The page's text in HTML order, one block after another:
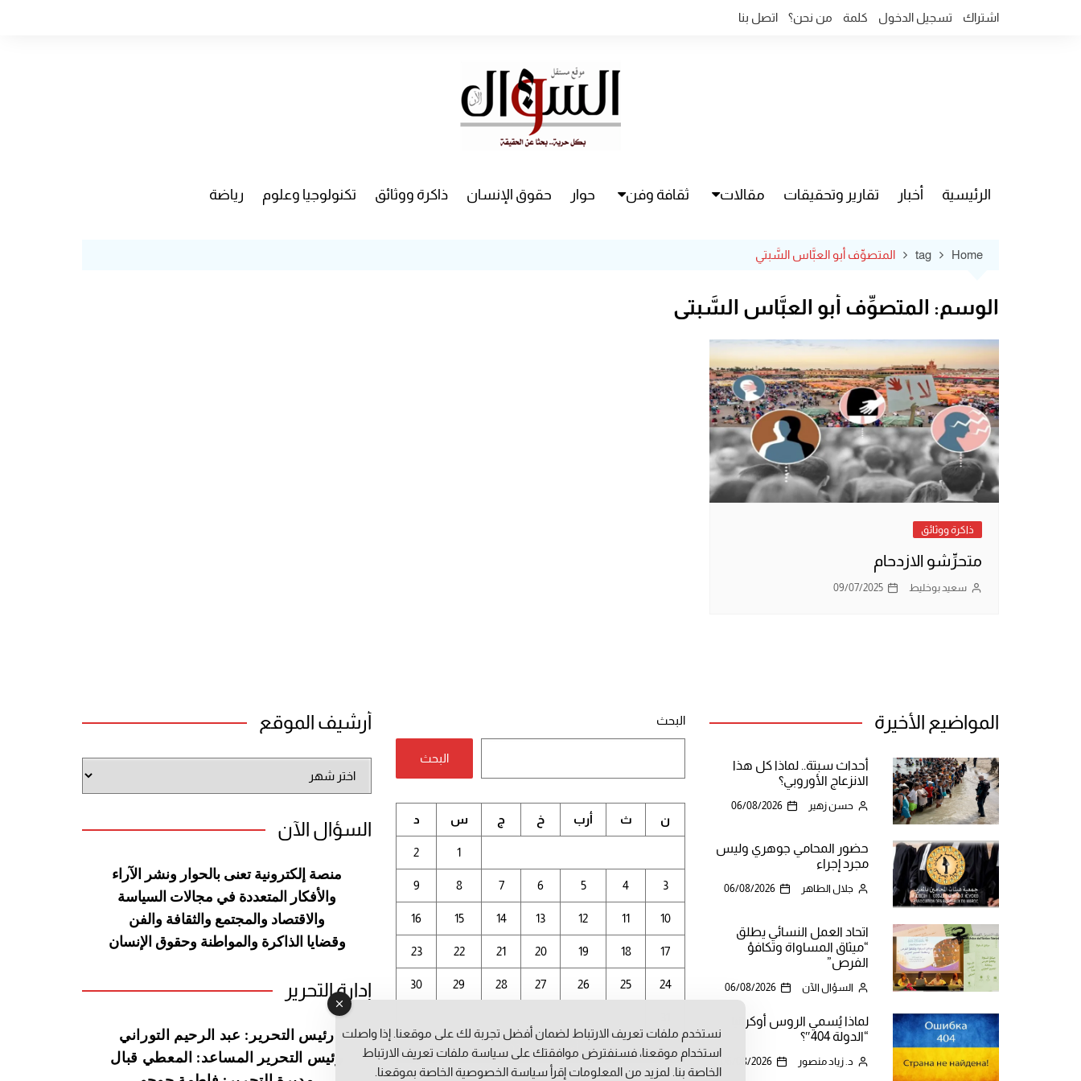
اشتراك تسجيل الدخول كلمة من نحن؟ اتصل بنا
الرئيسية أخبار تقارير وتحقيقات مقالات ثقافة وفن حوار حقوق الإنسان ذاكرة ووثائق تكنولوجيا وعلوم رياضة
Home
tag المتصوِّف أبو العبَّاس السَّبتي
الوسم: المتصوِّف أبو العبَّاس السَّبتي
ذاكرة ووثائق
متحرِّشو الازدحام
سعيد بوخليط 09/07/2025
المواضيع الأخيرة
أحداث سبتة.. لماذا كل هذا
الانزعاج الأوروبي؟
حسن زهير 06/08/2026
حضور المحامي جوهري وليس
مجرد إجراء
جلال الطاهر 06/08/2026
اتحاد العمل النسائي يطلق
“ميثاق المساواة وتكافؤ
الفرص”
السؤال الآن 06/08/2026
لماذا يُسمي الروس أوكرانيا
“الدولة 404″؟
د. زياد منصور 06/08/2026
البحث
البحث
أغسطس 2026
ن ث أرب خ ج س د
1
2
3
4
5
6
7
8
9
10
11
12
13
14
15
16
17
18
19
20
21
22
23
24
25
26
27
28
29
30
أرشيف الموقع
الموقع
السؤال الآن
منصة إلكترونية تعنى بالحوار ونشر
الآراء
والأفكار المتعددة في مجالات السياسة
والاقتصاد والمجتمع والثقافة والفن
وقضايا الذاكرة والمواطنة وحقوق الإنسان
إدارة التحرير
رئيس التحرير: عبد الرحيم التوراني
رئيس التحرير المساعد: المعطي قبال
نستخدم ملفات تعريف الارتباط لضمان أفضل تجربة لك على موقعنا. إذا واصلت
استخدام موقعنا، فسنفترض موافقتك على سياسة ملفات تعريف الارتباط
الخاصة بنا. لمزيد من المعلومات إقرأ سياسة الخصوصيةالخاصة بموقعنا.